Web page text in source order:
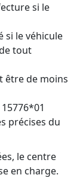
si le
si le véhicule
tout
être de moins
précises du
le centre
en charge.